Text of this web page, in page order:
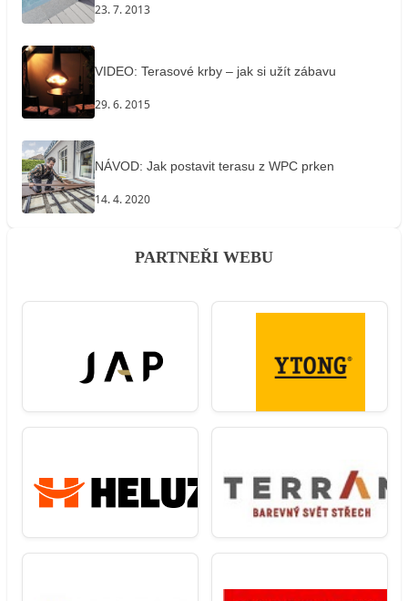
23. 7. 2013
VIDEO: Terasové krby – jak si užít zábavu
29. 6. 2015
NÁVOD: Jak postavit terasu z WPC prken
14. 4. 2020
PARTNEŘI WEBU